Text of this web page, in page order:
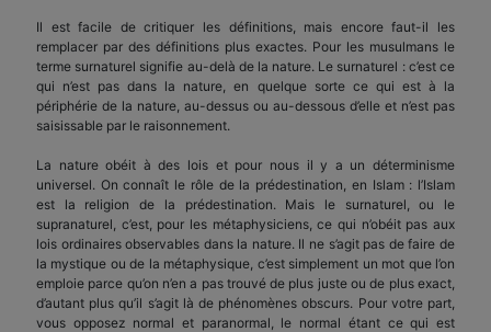
Il est facile de critiquer les définitions, mais encore faut-il les
remplacer par des définitions plus exactes. Pour les musulmans le
terme surnaturel signifie au-delà de la nature. Le surnaturel : c’est ce
qui n’est pas dans la nature, en quelque sorte ce qui est à la
périphérie de la nature, au-dessus ou au-dessous d’elle et n’est pas
saisissable par le raisonnement.
La nature obéit à des lois et pour nous il y a un déterminisme
universel. On connaît le rôle de la prédestination, en Islam : l’Islam
est la religion de la prédestination. Mais le surnaturel, ou le
supranaturel, c’est, pour les métaphysiciens, ce qui n’obéit pas aux
lois ordinaires observables dans la nature. Il ne s’agit pas de faire de
la mystique ou de la métaphysique, c’est simplement un mot que l’on
emploie parce qu’on n’en a pas trouvé de plus juste ou de plus exact,
d’autant plus qu’il s’agit là de phénomènes obscurs. Pour votre part,
vous opposez normal et paranormal, le normal étant ce qui est